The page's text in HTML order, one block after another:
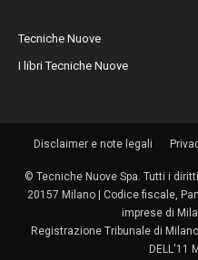
Tecniche Nuove
I libri Tecniche Nuove
Disclaimer e note legali
© Tecniche Nuove Spa. Tutti i
20157 Milano | Codice fiscale,
imprese di
Registrazione Tribunale di
DELL'11